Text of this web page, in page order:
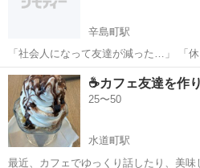
辛島町駅
「社会人になって友達が減った…」 「
しい！」 「新しい繋がりを作りたい！」 そんな20代のために、気軽
参加できて繋がれるイベントを開催します😊 参加者のほとん
参加なので、初めてでも安...
熊本 熊本市 辛島町駅 その他
☕カフェ友達を作
25〜50
水道町駅
最近、カフェでゆっくり話したり、美